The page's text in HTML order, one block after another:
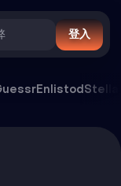
登入
EnlistodStella